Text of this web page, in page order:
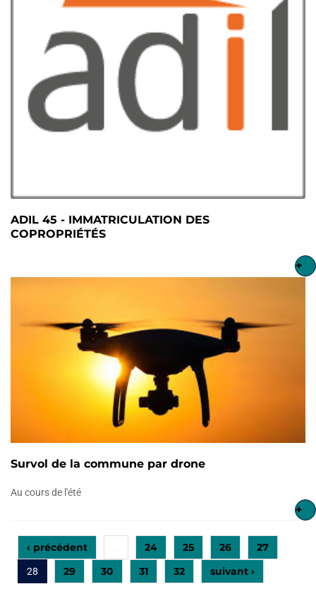
ADIL 45 - IMMATRICULATION DES
COPROPRIÉTÉS
+
Survol de la commune par drone
Au cours de l'été
+
‹ précédent 24 25 26 27
28 29 30 31 32 suivant ›